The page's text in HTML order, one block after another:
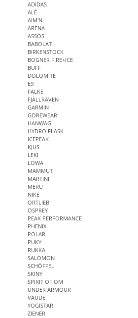
ADIDAS
ALÉ
AIM'N
ARENA
ASSOS
BABOLAT
BIRKENSTOCK
BOGNER FIRE+ICE
BUFF
DOLOMITE
E9
FALKE
FJÄLLRÄVEN
GARMIN
GOREWEAR
HANWAG
HYDRO FLASK
ICEPEAK
KJUS
LEKI
LOWA
MAMMUT
MARTINI
MERU
NIKE
ORTLIEB
OSPREY
PEAK PERFORMANCE
PHENIX
POLAR
PUKY
RUKKA
SALOMON
SCHÖFFEL
SKINY
SPIRIT OF OM
UNDER ARMOUR
VAUDE
YOGISTAR
ZIENER